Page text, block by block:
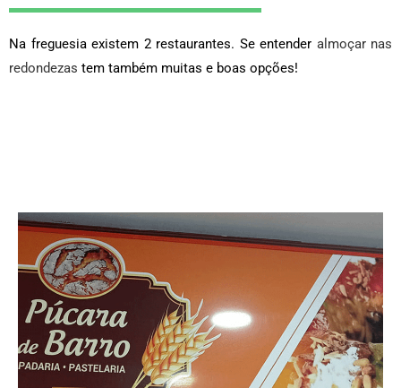
Na freguesia existem 2 restaurantes. Se entender almoçar nas
redondezas tem também muitas e boas opções!